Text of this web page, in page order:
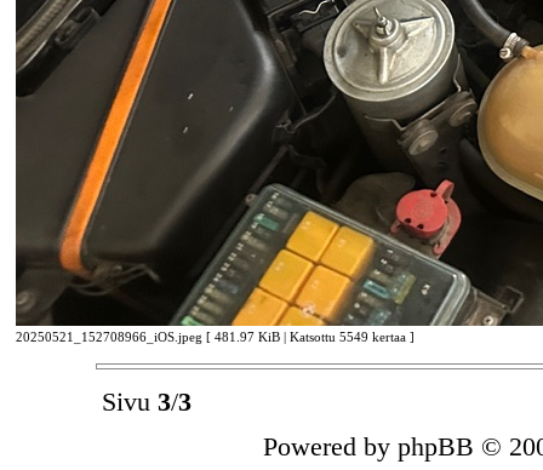
20250521_152708966_iOS.jpeg [ 481.97 KiB | Katsottu 5549 kertaa ]
Sivu 3/3
Powered by phpBB ©